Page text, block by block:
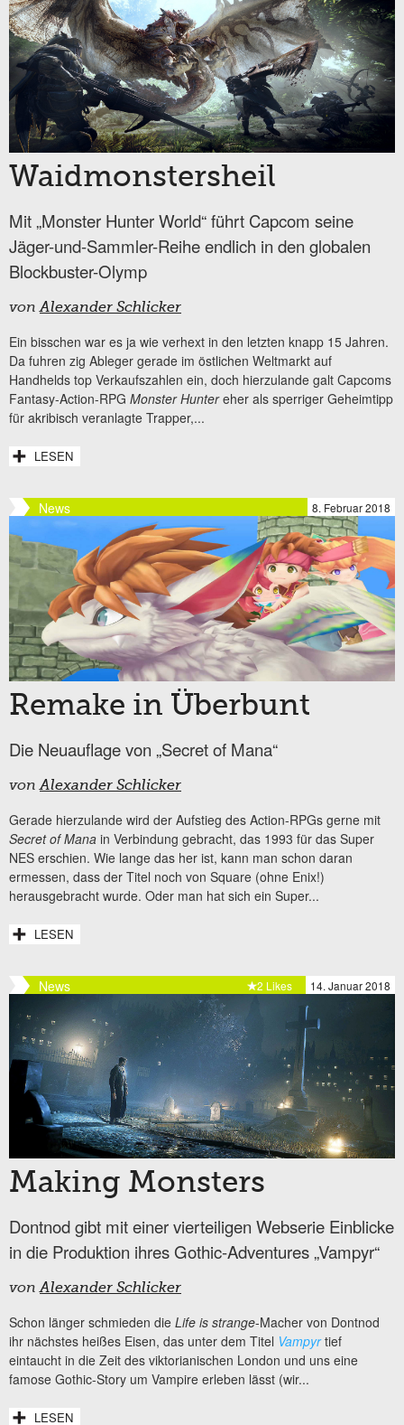
Waidmonstersheil
Mit „Monster Hunter World“ führt Capcom seine
Jäger-und-Sammler-Reihe endlich in den globalen
Blockbuster-Olymp
vonAlexander Schlicker
Ein bisschen war es ja wie verhext in den letzten knapp 15 Jahren.
Da fuhren zig Ableger gerade im östlichen Weltmarkt auf
Handhelds top Verkaufszahlen ein, doch hierzulande galt Capcoms
Fantasy-Action-RPG Monster Huntereher als sperriger Geheimtipp
für akribisch veranlagte Trapper,...
LESEN
News 8. Februar 2018
Remake in Überbunt
Die Neuauflage von „Secret of Mana“
vonAlexander Schlicker
Gerade hierzulande wird der Aufstieg des Action-RPGs gerne mit
Secret of Mana in Verbindung gebracht, das 1993 für das Super
NES erschien. Wie lange das her ist, kann man schon daran
ermessen, dass der Titel noch von Square (ohne Enix!)
herausgebracht wurde. Oder man hat sich ein Super...
LESEN
News 14. Januar 2018
2 Likes
Making Monsters
Dontnod gibt mit einer vierteiligen Webserie Einblicke
in die Produktion ihres Gothic-Adventures „Vampyr“
vonAlexander Schlicker
Schon länger schmieden die Life is strange-Macher von Dontnod
ihr nächstes heißes Eisen, das unter dem Titel Vampyrtief
eintaucht in die Zeit des viktorianischen London und uns eine
famose Gothic-Story um Vampire erleben lässt (wir...
LESEN